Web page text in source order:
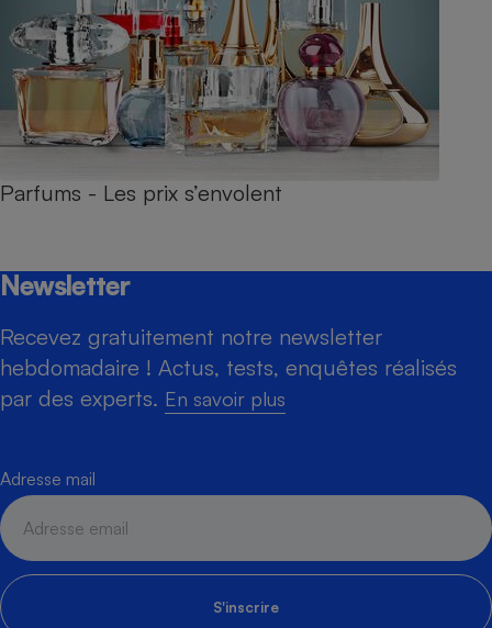
Parfums - Les prix s’envolent
Newsletter
Recevez gratuitement notre newsletter
hebdomadaire ! Actus, tests, enquêtes réalisés
par des experts. En savoir plus
Adresse mail
S'inscrire